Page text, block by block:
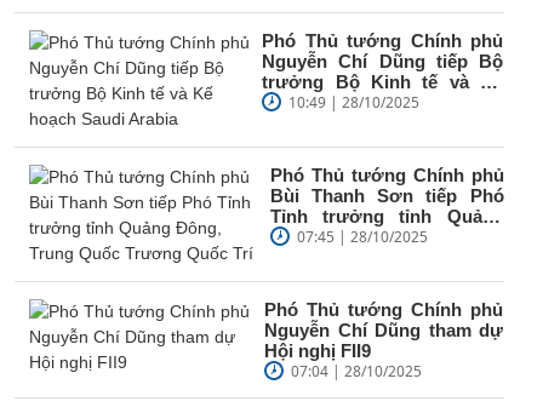
Phó Thủ tướng Chính phủ
Nguyễn Chí Dũng tiếp Bộ
trưởng Bộ Kinh tế và Kế
hoạch Saudi Arabia
10:49 | 28/10/2025
Phó Thủ tướng Chính phủ
Bùi Thanh Sơn tiếp Phó
Tỉnh trưởng tỉnh Quảng
Đông, Trung Quốc
07:45 | 28/10/2025
Phó Thủ tướng Chính phủ
Nguyễn Chí Dũng tham dự
Hội nghị FII9
07:04 | 28/10/2025